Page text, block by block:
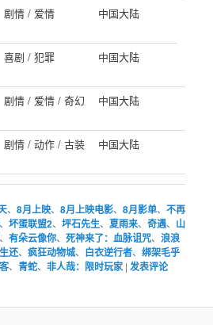
剧情 / 爱情 中国大陆
喜剧 / 犯罪 中国大陆
剧情 / 爱情 / 奇幻 中国大陆
剧情 / 动作 / 古装 中国大陆
、8月上映、8月上映电影、8月影单、不再
、坏蛋联盟2、坪石先生、夏雨来、奇遇、 山
、有朵云像你、死神来了：血脉诅咒、浪浪
生还、疯狂动物城、 白衣逆行者、绑架毛乎
、青蛇、非人哉：限时玩家 |发表评论